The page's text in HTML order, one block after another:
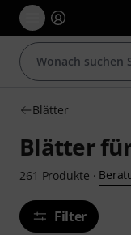
Blätter
Blätter
261 Produkte ·
Filter